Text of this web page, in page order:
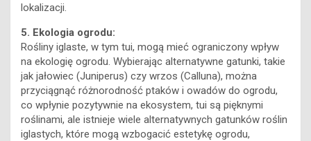
lokalizacji.
5. Ekologia ogrodu:
Rośliny iglaste, w tym tui, mogą mieć ograniczony wpływ
na ekologię ogrodu. Wybierając alternatywne gatunki, takie
jak jałowiec (Juniperus) czy wrzos (Calluna), można
przyciągnąć różnorodność ptaków i owadów do ogrodu,
co wpłynie pozytywnie na ekosystem, tui są pięknymi
roślinami, ale istnieje wiele alternatywnych gatunków roślin
iglastych, które mogą wzbogacić estetykę ogrodu,